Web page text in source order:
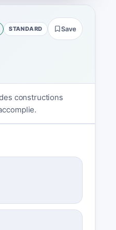
STANDARD Save
constructions